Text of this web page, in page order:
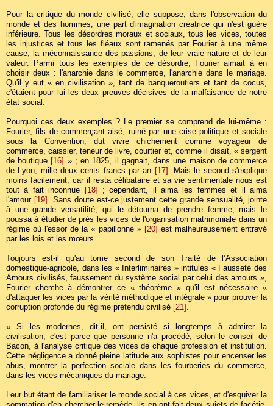
Pour la critique du monde civilisé, elle suppose, dans l'observation du
monde et des hommes, une part d'imagination créatrice qui n'est guère
inférieure. Tous les désordres moraux et sociaux, tous les vices, toutes
les injustices et tous les fléaux sont ramenés par Fourier à une même
cause, la méconnaissance des passions, de leur vraie nature et de leur
valeur. Parmi tous les exemples de ce désordre, Fourier aimait à en
choisir deux : l'anarchie dans le commerce, l'anarchie dans le mariage.
Qu'il y eut « en civilisation », tant de banqueroutiers et tant de cocus,
c'étaient pour lui les deux preuves décisives de la malfaisance de notre
état social.
Pourquoi ces deux exemples ? Le premier se comprend de lui-même :
Fourier, fils de commerçant aisé, ruiné par une crise politique et sociale
sous la Convention, dut vivre chichement comme voyageur de
commerce, caissier, teneur de livre, courtier et, comme il disait, « sergent
de boutique [16] » ; en 1825, il gagnait, dans une maison de commerce
de Lyon, mille deux cents francs par an [17] . Mais le second s'explique
moins facilement, car il resta célibataire et sa vie sentimentale nous est
tout à fait inconnue
[18]
; cependant, il aima les femmes et il aima
l'amour [19] . Sans doute est-ce justement cette grande sensualité, jointe
à une grande versatilité, qui le détourna de prendre femme, mais le
poussa à étudier de près les vices de l'organisation matrimoniale dans un
régime où l'essor de la « papillonne » [20] est malheureusement entravé
par les lois et les mœurs.
Toujours est-il qu'au tome second de son Traité de l’Association
domestique-agricole, dans les « Interliminaires » intitulés « Fausseté des
Amours civilisés, faussement du système social par celui des amours »,
Fourier cherche à démontrer ce « théorème » qu'il est nécessaire «
d'attaquer les vices par la vérité méthodique et intégrale » pour prouver la
corruption profonde du régime prétendu civilisé [21] .
« Si les modernes, dit-il, ont persisté si longtemps à admirer la
civilisation, c'est parce que personne n'a procédé, selon le conseil de
Bacon, à l'analyse critique des vices de chaque profession et institution.
Cette négligence a donné pleine latitude aux sophistes pour encenser les
abus, montrer la perfection sociale dans les fourberies du commerce,
dans les vices mécaniques du mariage.
Leur but étant de familiariser le monde social à ces vices, et d'esquiver la